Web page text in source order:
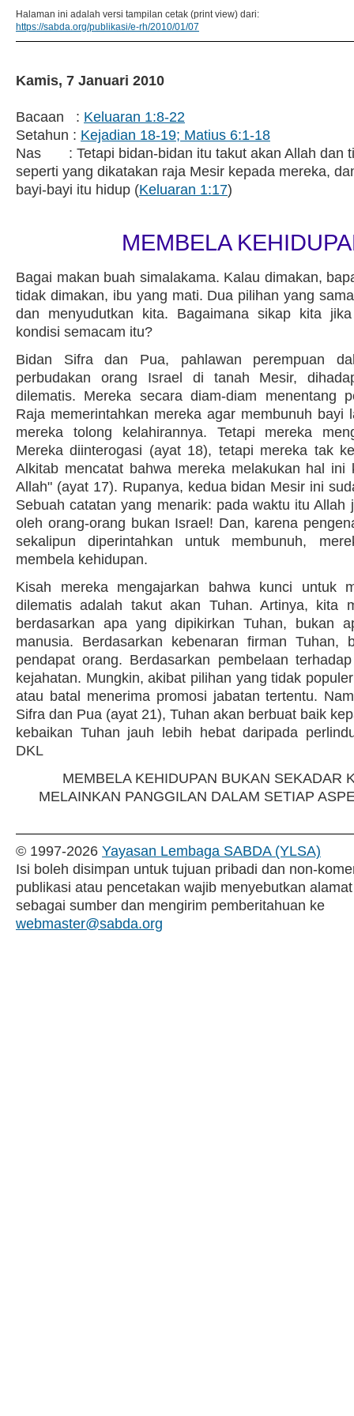
Halaman ini adalah versi tampilan cetak (print view) dari:
https://sabda.org/publikasi/e-rh/2010/01/07
Kamis, 7 Januari 2010
Bacaan : Keluaran 1:8-22
Setahun : Kejadian 18-19; Matius 6:1-18
Nas : Tetapi bidan-bidan itu takut akan Allah dan
seperti yang dikatakan raja Mesir kepada mereka,
bayi-bayi itu hidup (Keluaran 1:17)
MEMBELA
Bagai makan buah simalakama. Kalau dimakan,
tidak dimakan, ibu yang mati. Dua pilihan yang
dan menyudutkan kita. Bagaimana sikap kita
kondisi semacam itu?
Bidan Sifra dan Pua, pahlawan perempuan
perbudakan orang Israel di tanah Mesir,
dilematis. Mereka secara diam-diam menentang
Raja memerintahkan mereka agar membunuh bayi
mereka tolong kelahirannya. Tetapi mereka
Mereka diinterogasi (ayat 18), tetapi mereka tak
Alkitab mencatat bahwa mereka melakukan hal ini
Allah" (ayat 17). Rupanya, kedua bidan Mesir ini
Sebuah catatan yang menarik: pada waktu itu Allah
oleh orang-orang bukan Israel! Dan, karena
sekalipun diperintahkan untuk membunuh,
membela kehidupan.
Kisah mereka mengajarkan bahwa kunci untuk
dilematis adalah takut akan Tuhan. Artinya, kita
berdasarkan apa yang dipikirkan Tuhan, bukan
manusia. Berdasarkan kebenaran firman Tuhan,
pendapat orang. Berdasarkan pembelaan
kejahatan. Mungkin, akibat pilihan yang tidak
atau batal menerima promosi jabatan tertentu.
Sifra dan Pua (ayat 21), Tuhan akan berbuat baik
kebaikan Tuhan jauh lebih hebat daripada
DKL
MEMBELA KEHIDUPAN BUKAN SEKADAR
MELAINKAN PANGGILAN DALAM SETIAP
© 1997-2026 Yayasan Lembaga SABDA (YLSA)
Isi boleh disimpan untuk tujuan pribadi dan non-
publikasi atau pencetakan wajib menyebutkan
sebagai sumber dan mengirim pemberitahuan ke
webmaster@sabda.org